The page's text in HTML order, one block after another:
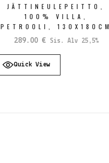
JÄTTINEULEPEITTO,
100% VILLA,
PETROOLI, 130X180CM
289.00 € Sis. Alv 25,5%
Quick View